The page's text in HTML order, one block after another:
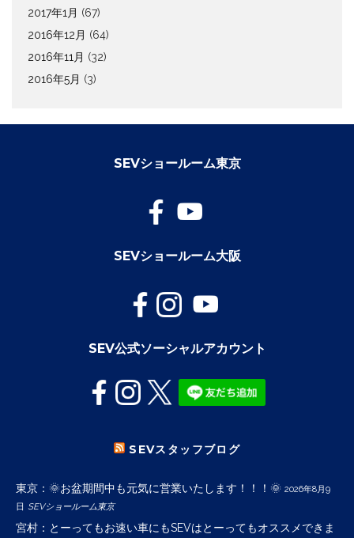
2017年1月 (67)
2016年12月 (64)
2016年11月 (32)
2016年5月 (3)
SEVショールーム東京
SEVショールーム大阪
SEV公式ソーシャルアカウント
SEVスタッフブログ
東京：🌞お盆期間中も元気に営業いたします！！！🌞 2026年8月9
日 SEVショールーム東京
宮村：とーってもお速い車にもSEVはとーってもオススメできま